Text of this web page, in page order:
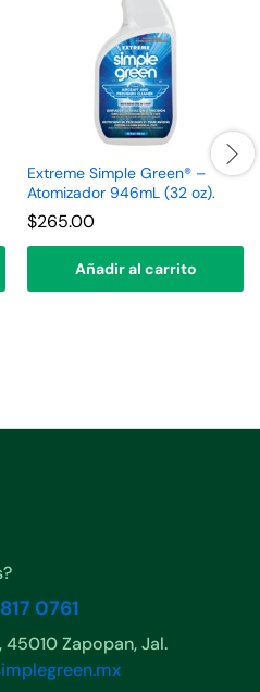
Extreme Simple Green® –
Atomizador 946mL (32 oz).
$265.00
Añadir al carrito
0761
45010 Zapopan, Jal.